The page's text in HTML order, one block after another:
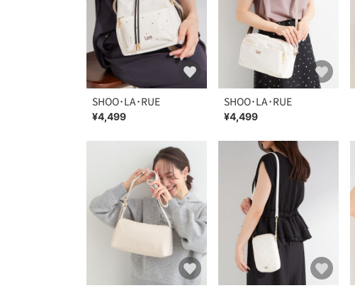
SHOO･LA･RUE
¥4,499
SHOO･LA･RUE
¥4,499